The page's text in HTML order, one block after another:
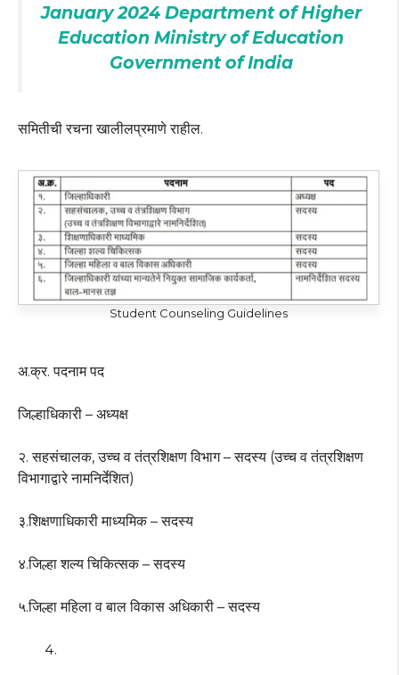
January 2024 Department of Higher
Education Ministry of Education
Government of India
समितीची रचना खालीलप्रमाणे राहील.
Student Counseling Guidelines
अ.क्र. पदनाम पद
जिल्हाधिकारी – अध्यक्ष
२. सहसंचालक, उच्च व तंत्रशिक्षण विभाग – सदस्य (उच्च व तंत्रशिक्षण
विभागाद्वारे नामनिर्देशित)
३.शिक्षणाधिकारी माध्यमिक – सदस्य
४.जिल्हा शल्य चिकित्सक – सदस्य
५.जिल्हा महिला व बाल विकास अधिकारी – सदस्य